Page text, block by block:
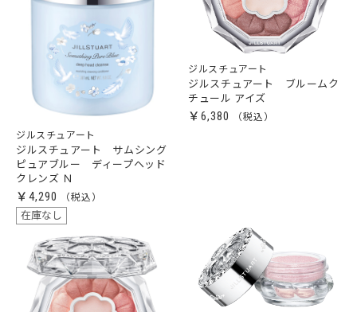
ジルスチュアート
ジルスチュアート サムシング
ピュアブルー ディープヘッド
クレンズ Ｎ
￥4,290
在庫なし
ジルスチュアート
ジルスチュアート ブルームク
チュール アイズ
￥6,380